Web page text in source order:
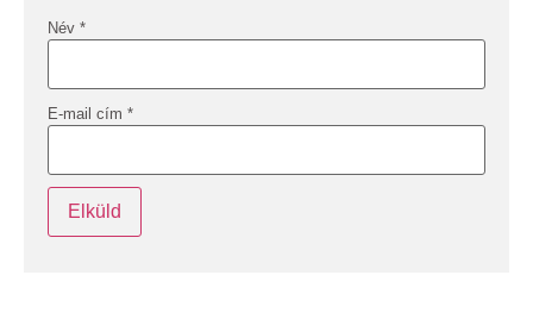
Név *
E-mail cím *